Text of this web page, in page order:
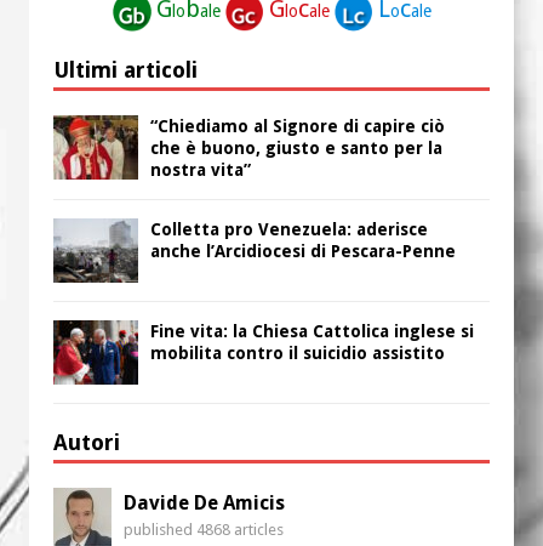
G lobale G locale Locale
Ultimi articoli
“Chiediamo al Signore di capire ciò
che è buono, giusto e santo per la
nostra vita”
Colletta pro Venezuela: aderisce
anche l’Arcidiocesi di Pescara-Penne
Fine vita: la Chiesa Cattolica inglese si
mobilita contro il suicidio assistito
Autori
Davide De Amicis
published 4868 articles